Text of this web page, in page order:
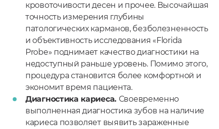
кровоточивости десен и прочее. Высочайшая
точность измерения глубины
патологических карманов, безболезненность
и объективность исследования «Florida
Probe» поднимает качество диагностики на
недоступный раньше уровень. Помимо этого,
процедура становится более комфортной и
экономит время пациента.
Диагностика кариеса. Своевременно
выполненная диагностика зубов на наличие
кариеса позволяет выявить зараженные